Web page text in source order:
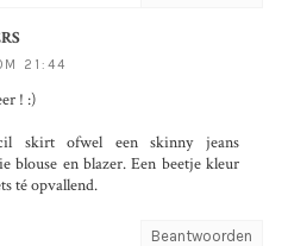
21:44
! :)
skirt ofwel een skinny jeans
blouse en blazer. Een beetje kleur
té opvallend.
Beantwoorden